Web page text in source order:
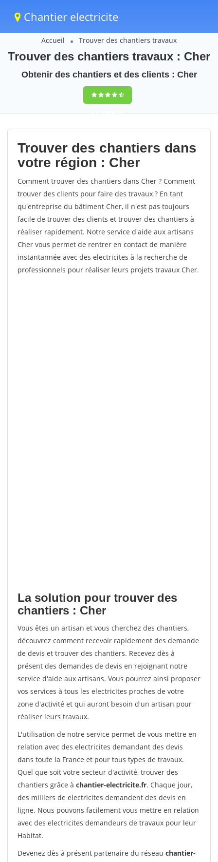
Chantier electricite
Accueil Trouver des chantiers travaux
Trouver des chantiers travaux : Cher
Obtenir des chantiers et des clients : Cher
9,5(100%)72
votes
Trouver des chantiers dans
votre région : Cher
Comment trouver des chantiers dans Cher ? Comment
trouver des clients pour faire des travaux ? En tant
qu'entreprise du bâtiment Cher, il n'est pas toujours
facile de trouver des clients et trouver des chantiers à
réaliser rapidement. Notre service d'aide aux artisans
Cher vous permet de rentrer en contact de manière
instantannée avec des electricites à la recherche de
professionnels pour réaliser leurs projets travaux Cher.
La solution pour trouver des
chantiers : Cher
Vous êtes un artisan et vous cherchez des chantiers,
découvrez comment recevoir rapidement des demande
de devis et trouver des chantiers. Recevez dès à
présent des demandes de devis en rejoignant notre
service d'aide aux artisans. Vous pourrez ainsi proposer
vos services à tous les electricites proches de votre
zone d'activité et qui auront besoin d'un artisan pour
réaliser leurs travaux.
L'utilisation de notre service permet de vous mettre en
relation avec des electricites demandant des devis
dans toute la France et pour tous types de travaux.
Quel que soit votre secteur d'activité, trouver des
chantiers grâce à chantier-electricite.fr. Chaque jour,
des milliers de electricites demandent des devis en
ligne. Nous pouvons facilement vous mettre en relation
avec des electricites demandeurs de travaux pour leur
Habitat.
Devenez dès à présent partenaire du réseau chantier-